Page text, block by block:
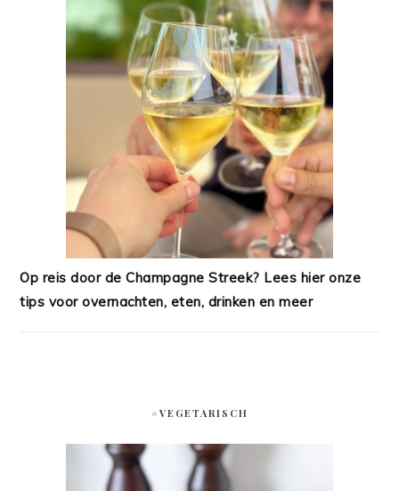
Op reis door de Champagne Streek? Lees hier onze
tips voor overnachten, eten, drinken en meer
#VEGETARISCH